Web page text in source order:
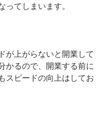
ってしまいます。
が上がらないと開業して
かるので、開業する前に
スピードの向上はしてお